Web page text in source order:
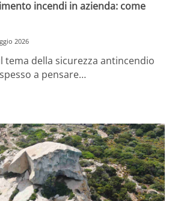
incendi in azienda: come
2026
tema della sicurezza antincendio
a pensare…